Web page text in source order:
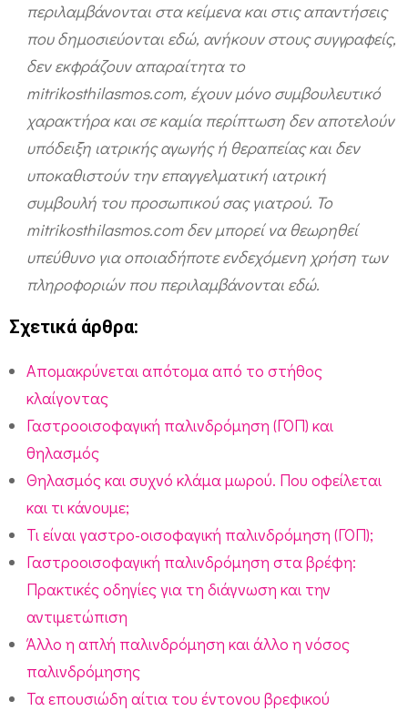
περιλαμβάνονται στα κείμενα και στις απαντήσεις
που δημοσιεύονται εδώ, ανήκουν στους συγγραφείς,
δεν εκφράζουν απαραίτητα το
mitrikosthilasmos.com, έχουν μόνο συμβουλευτικό
χαρακτήρα και σε καμία περίπτωση δεν αποτελούν
υπόδειξη ιατρικής αγωγής ή θεραπείας και δεν
υποκαθιστούν την επαγγελματική ιατρική
συμβουλή του προσωπικού σας γιατρού. Το
mitrikosthilasmos.com δεν μπορεί να θεωρηθεί
υπεύθυνο για οποιαδήποτε ενδεχόμενη χρήση των
πληροφοριών που περιλαμβάνονται εδώ.
Σχετικά άρθρα:
Απομακρύνεται απότομα από το στήθος
κλαίγοντας
Γαστροοισοφαγική παλινδρόμηση (ΓΟΠ) και
θηλασμός
Θηλασμός και συχνό κλάμα μωρού. Που οφείλεται
και τι κάνουμε;
Τι είναι γαστρο-οισοφαγική παλινδρόμηση (ΓΟΠ);
Γαστροοισοφαγική παλινδρόμηση στα βρέφη:
Πρακτικές οδηγίες για τη διάγνωση και την
αντιμετώπιση
Άλλο η απλή παλινδρόμηση και άλλο η νόσος
παλινδρόμησης
Τα επουσιώδη αίτια του έντονου βρεφικού